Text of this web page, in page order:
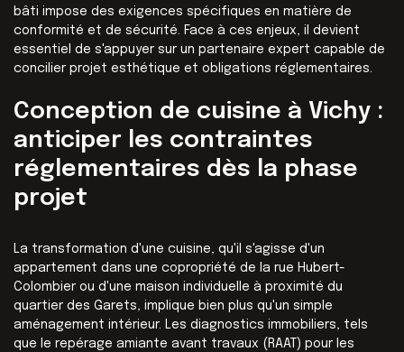
bâti impose des exigences spécifiques en matière de
conformité et de sécurité. Face à ces enjeux, il devient
essentiel de s'appuyer sur un partenaire expert capable de
concilier projet esthétique et obligations réglementaires.
Conception de cuisine à Vichy :
anticiper les contraintes
réglementaires dès la phase
projet
La transformation d'une cuisine, qu'il s'agisse d'un
appartement dans une copropriété de la rue Hubert-
Colombier ou d'une maison individuelle à proximité du
quartier des Garets, implique bien plus qu'un simple
aménagement intérieur. Les diagnostics immobiliers, tels
que le repérage amiante avant travaux (RAAT) pour les